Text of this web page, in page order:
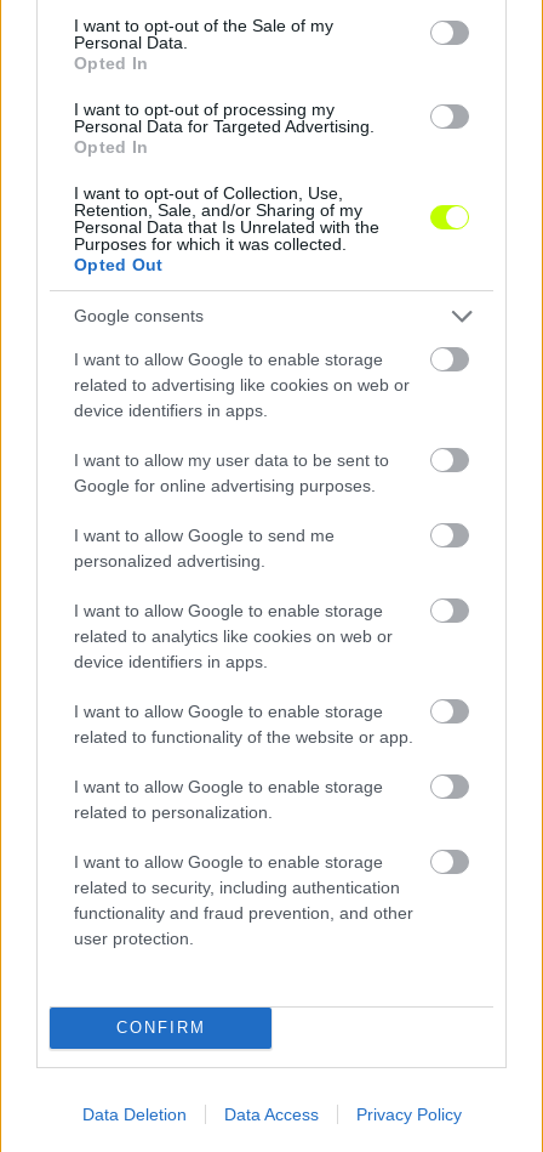
consent section.
I want to opt-out of the Sale of my
Personal Data.
Opted In
I want to opt-out of processing my
Personal Data for Targeted Advertising.
Opted In
I want to opt-out of Collection, Use,
Retention, Sale, and/or Sharing of my
Personal Data that Is Unrelated with the
Purposes for which it was collected.
Opted Out
Google consents
I want to allow Google to enable storage
related to advertising like cookies on web or
device identifiers in apps.
I want to allow my user data to be sent to
Google for online advertising purposes.
I want to allow Google to send me
personalized advertising.
I want to allow Google to enable storage
related to analytics like cookies on web or
device identifiers in apps.
I want to allow Google to enable storage
related to functionality of the website or app.
I want to allow Google to enable storage
related to personalization.
I want to allow Google to enable storage
related to security, including authentication
functionality and fraud prevention, and other
user protection.
CONFIRM
Data Deletion Data Access Privacy Policy
mérkőzését
A Groupama Arénában rendezendő felkészülési rangadó televíziós
közvetítésének sorsa is eldőlt.
2026.07.30.
Hírek
Nagy bejelentést tett a Fradi a Real Madrid elleni
mérkőzés előtt
Újabb szurkolók előtt nyílt meg a lehetőség, hogy a helyszínen lássák
az FTC és a Real Madrid augusztus 8-i felkészülési mérkőzését.